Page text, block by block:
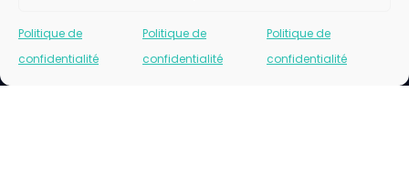
Politique de
confidentialité
Politique de
confidentialité
Politique de
confidentialité